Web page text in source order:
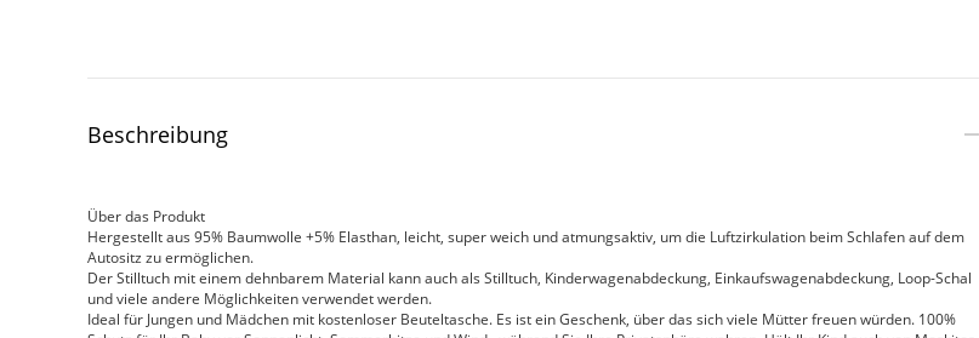
Beschreibung
Über das Produkt
Hergestellt aus 95% Baumwolle +5% Elasthan, leicht, super weich und atmungsaktiv, um die Luftzirkulation beim Schlafen auf dem
Autositz zu ermöglichen.
Der Stilltuch mit einem dehnbarem Material kann auch als Stilltuch, Kinderwagenabdeckung, Einkaufswagenabdeckung, Loop-Schal
und viele andere Möglichkeiten verwendet werden.
Ideal für Jungen und Mädchen mit kostenloser Beuteltasche. Es ist ein Geschenk, über das sich viele Mütter freuen würden. 100%